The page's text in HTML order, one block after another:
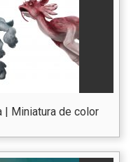
| Miniatura de color